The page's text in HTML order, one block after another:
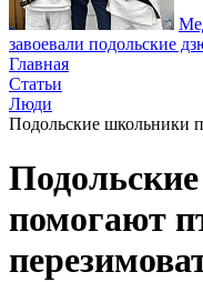
завоевали подольские
Главная
Статьи
Люди
Подольские школьники
помогают